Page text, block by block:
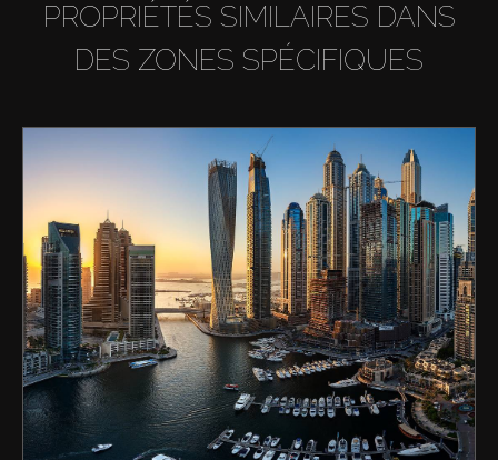
PROPRIÉTÉS SIMILAIRES DANS
DES ZONES SPÉCIFIQUES